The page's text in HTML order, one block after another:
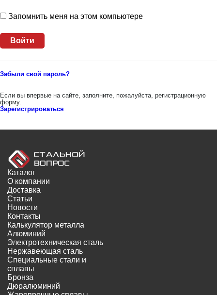
Запомнить меня на этом компьютере
Забыли свой пароль?
Если вы впервые на сайте, заполните, пожалуйста, регистрационную
форму.
Зарегистрироваться
Каталог
О компании
Доставка
Статьи
Новости
Контакты
Калькулятор металла
Алюминий
Электротехническая сталь
Нержавеющая сталь
Специальные стали и
сплавы
Бронза
Дюралюминий